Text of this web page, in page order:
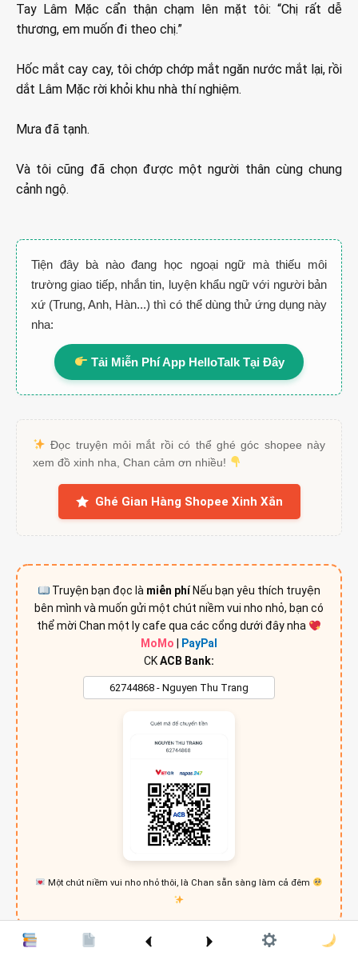
Tay Lâm Mặc cẩn thận chạm lên mặt tôi: “Chị rất dễ
thương, em muốn đi theo chị.”
Hốc mắt cay cay, tôi chớp chớp mắt ngăn nước mắt lại, rồi
dắt Lâm Mặc rời khỏi khu nhà thí nghiệm.
Mưa đã tạnh.
Và tôi cũng đã chọn được một người thân cùng chung
cảnh ngộ.
Tiện đây bà nào đang học ngoại ngữ mà thiếu môi
trường giao tiếp, nhắn tin, luyện khẩu ngữ với người bản
xứ (Trung, Anh, Hàn...) thì có thể dùng thử ứng dụng này
nha:
Tải Miễn Phí App HelloTalk Tại Đây
Đọc truyện mỏi mắt rồi có thể ghé góc shopee này
xem đồ xinh nha, Chan cảm ơn nhiều!
Ghé Gian Hàng Shopee Xinh Xắn
Truyện bạn đọc là miễn phíNếu bạn yêu thích truyện
bên mình và muốn gửi một chút niềm vui nho nhỏ, bạn có
thể mời Chan một ly cafe qua các cổng dưới đây nha
MoMo
PayPal
CKACB Bank:
Một chút niềm vui nho nhỏ thôi, là Chan sẵn sàng làm cả đêm